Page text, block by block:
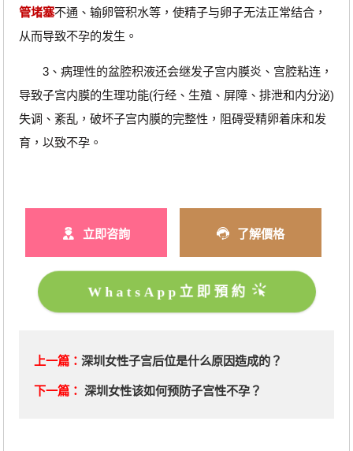
管堵塞不通、输卵管积水等，使精子与卵子无法正常结合，
从而导致不孕的发生。
3、病理性的盆腔积液还会继发子宫内膜炎、宫腔粘连，
导致子宫内膜的生理功能(行经、生殖、屏障、排泄和内分泌)
失调、紊乱，破坏子宫内膜的完整性，阻碍受精卵着床和发
育，以致不孕。
立即咨詢 了解價格
WhatsApp立即預約
上一篇： 深圳女性子宫后位是什么原因造成的？
下一篇： 深圳女性该如何预防子宫性不孕？